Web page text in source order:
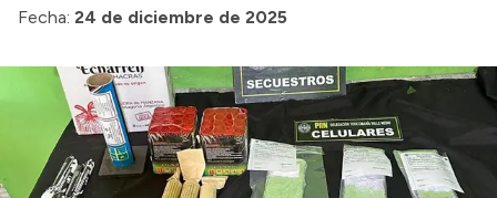
Fecha: 24 de diciembre de 2025